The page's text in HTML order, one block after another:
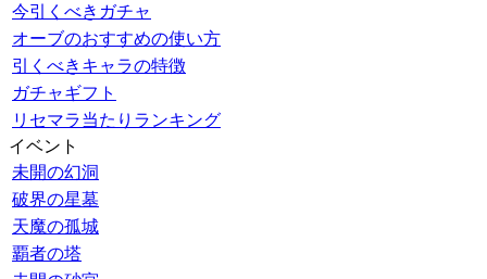
今引くべきガチャ
オーブのおすすめの使い方
引くべきキャラの特徴
ガチャギフト
リセマラ当たりランキング
イベント
未開の幻洞
破界の星墓
天魔の孤城
覇者の塔